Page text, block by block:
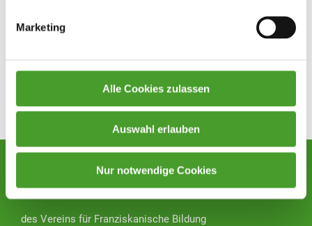
Marketing
Alle Cookies zulassen
Auswahl erlauben
Nur notwendige Cookies
Zurück zur Übersicht
Franziskus GYM Wels
des Vereins für Franziskanische Bildung